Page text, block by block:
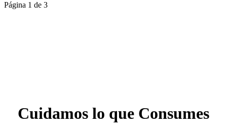
Página 1 de 3
Cuidamos lo que Consumes